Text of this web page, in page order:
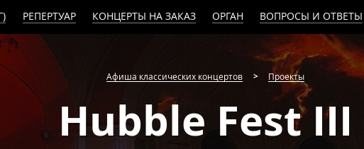
РЕПЕРТУАР КОНЦЕРТЫ НА ЗАКАЗ ОРГАН ВОПРОСЫ И ОТВЕТЫ
Афиша классических концертов Проекты
Hubble Fest III